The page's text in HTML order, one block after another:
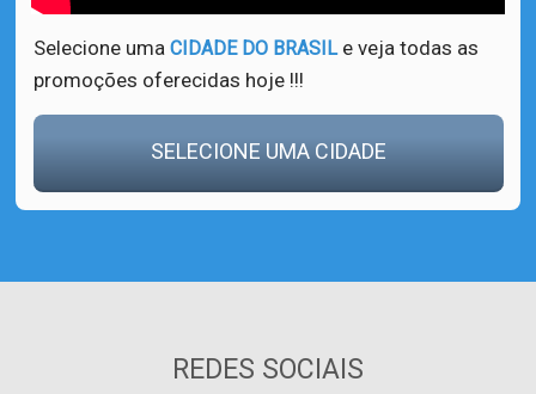
Selecione uma CIDADE DO BRASILe veja todas as
promoções oferecidas hoje !!!
SELECIONE UMA CIDADE
REDES SOCIAIS